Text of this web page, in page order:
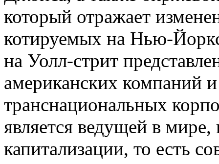
который отражает
котируемых на Нью-
на Уолл-стрит
американских компаний
транснациональных
является ведущей в
капитализации, то есть